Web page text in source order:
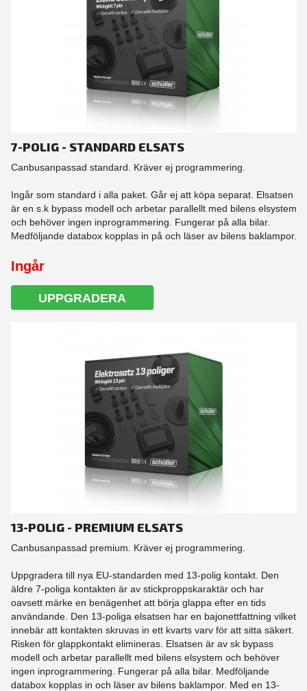
7-POLIG - STANDARD ELSATS
Canbusanpassad standard. Kräver ej programmering.
Ingår som standard i alla paket. Går ej att köpa separat. Elsatsen
är en s.k bypass modell och arbetar parallellt med bilens elsystem
och behöver ingen inprogrammering. Fungerar på alla bilar.
Medföljande databox kopplas in på och läser av bilens baklampor.
Ingår
UPPGRADERA
13-POLIG - PREMIUM ELSATS
Canbusanpassad premium. Kräver ej programmering.
Uppgradera till nya EU-standarden med 13-polig kontakt. Den
äldre 7-poliga kontakten är av stickproppskaraktär och har
oavsett märke en benägenhet att börja glappa efter en tids
användande. Den 13-poliga elsatsen har en bajonettfattning vilket
innebär att kontakten skruvas in ett kvarts varv för att sitta säkert.
Risken för glappkontakt elimineras. Elsatsen är av sk bypass
modell och arbetar parallellt med bilens elsystem och behöver
ingen inprogrammering. Fungerar på alla bilar. Medföljande
databox kopplas in och läser av bilens baklampor. Med en 13-